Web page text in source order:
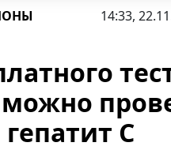
14:33,
С​​​​​​​